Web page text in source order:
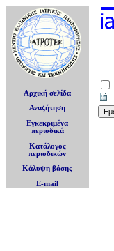
Αρχική σελίδα
Αναζήτηση
Εγκεκριμένα
περιοδικά
Κατάλογος
περιοδικών
Κάλυψη βάσης
E-mail